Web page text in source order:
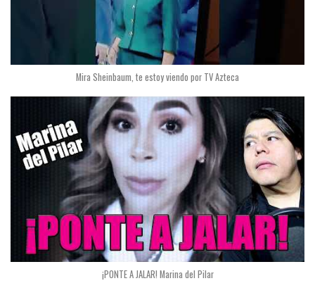
Mira Sheinbaum, te estoy viendo por TV Azteca
¡PONTE A JALAR! Marina del Pilar